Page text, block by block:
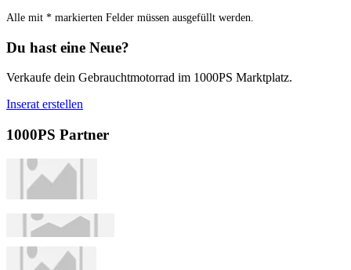
Alle mit * markierten Felder müssen ausgefüllt werden.
Du hast eine Neue?
Verkaufe dein Gebrauchtmotorrad im 1000PS Marktplatz.
Inserat erstellen
1000PS Partner